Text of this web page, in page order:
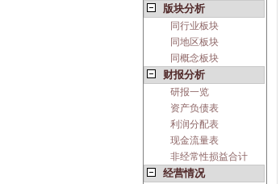
版块分析
同行业板块
同地区板块
同概念板块
财报分析
研报一览
资产负债表
利润分配表
现金流量表
非经常性损益合计
经营情况